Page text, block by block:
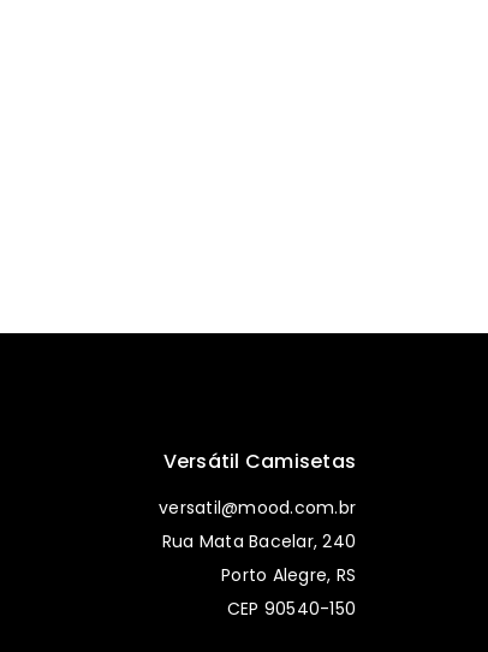
Versátil Camisetas
versatil@mood.com.br
Rua Mata Bacelar, 240
Porto Alegre, RS
CEP 90540-150